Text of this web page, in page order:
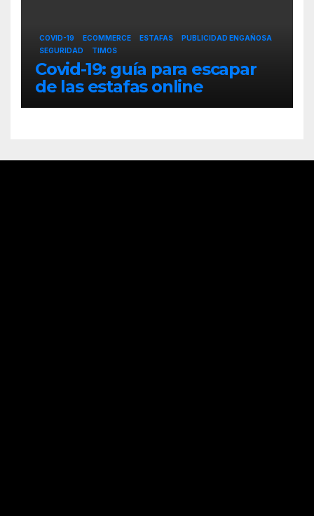
COVID-19 ECOMMERCE ESTAFAS
PUBLICIDAD ENGAÑOSA
SEGURIDAD
TIMOS
Covid-19: guía para escapar
de las estafas online